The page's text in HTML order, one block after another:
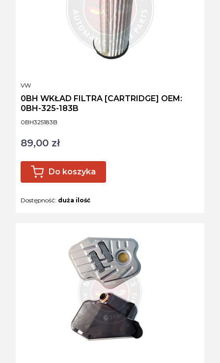
Kod produktu
0BH325183B
0BH WKŁAD FILTRA [CARTRIDGE] OEM:
0BH-325-183B
PRODUCENT
VW
Cena
89,00 zł
Do koszyka
Dostępność: duża ilość